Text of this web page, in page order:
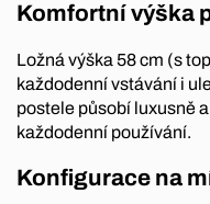
Komfortní výška
Ložná výška 58 cm (s
každodenní vstávání i
postele působí luxusně
každodenní používání.
Konfigurace na